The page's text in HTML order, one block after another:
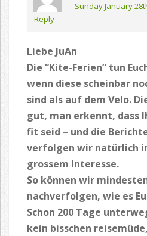
Sunday January
Reply
Liebe JuAn
Die “Kite-Ferien” tun
wenn diese scheinbar
sind als auf dem Velo.
gut, man erkennt, dass
fit seid – und die
verfolgen wir natürlich
grossem Interesse.
So können wir
nachverfolgen, wie es
Schon 200 Tage
kein bisschen